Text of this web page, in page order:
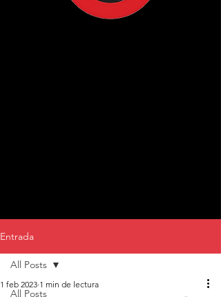
Entrada
All Posts
All Posts
1 feb 2023 1 min de lectura